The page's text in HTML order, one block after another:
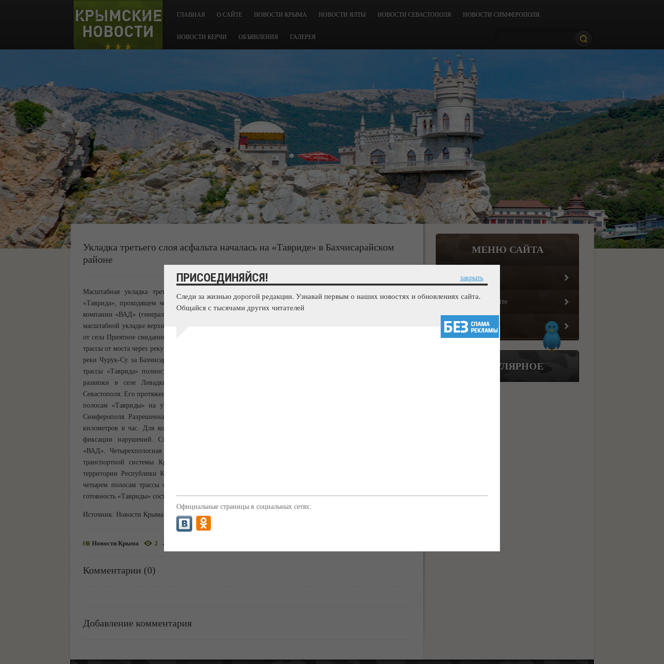
КРЫМСКИЕ
НОВОСТИ
ГЛАВНАЯ О САЙТЕ НОВОСТИ КРЫМА НОВОСТИ ЯЛТЫ НОВОСТИ СЕВАСТОПОЛЯ НОВОСТИ СИМФЕРОПОЛЯ
НОВОСТИ КЕРЧИ ОБЪЯВЛЕНИЯ ГАЛЕРЕЯ
Укладка третьего слоя асфальта началась на «Тавриде» в Бахчисарайском
районе
Масштабная укладка третьего, финишного, слоя асфальтобетона началась на шестом этапе трассы
«Таврида», проходящем через Бахчисарайский район. Об этом Крыминформу сообщил пресс-секретарь
компании «ВАД» (генеральный подрядчик строительства трассы) Григорий Назаров. «Мы приступили к
масштабной укладке верхнего слоя покрытия трассы «Таврида» в Бахчисарайском районе. Работы ведутся
от села Приятное свидание в сторону Севастополя. Асфальтоукладчики начали работу на правой стороне
трассы от моста через реку Альма. Техника пройдёт по основному ходу через все мосты и путепроводы до
реки Чурук-Су за Бахчисараем. Укладка будет вестись круглосуточно», - сообщил Назаров. Шестой этап
трассы «Таврида» полностью проходит через Бахчисарайский район Крыма. Этот этап начинается от
развязки в селе Левадки под Симферополем и заканчивается на границе Республики Крым и
Севастополя. Его протяженность составляет 28,9 км. 30 июня было открыто рабочее движение по четырем
полосам «Тавриды» на участке от Керчи до Белогорска, а 20 июля - на участке от Белогорска до
Симферополя. Разрешенная скорость движения транспорта была увеличена с 60 километров в час до 90
километров в час. Для контроля за соблюдением скоростного режима установлены мобильные камеры
фиксации нарушений. Строительство новой трассы «Таврида» ведет санкт-петербургская компания
«ВАД». Четырехполосная автодорога первой технической категории станет основой развития новой
транспортной системы Крыма. Длина первых семи этапов трассы составит 250,7 км (из них по
территории Республики Крым - 237,5 км, по территории Севастополя - 13,2 км). Движение по всем
четырем полосам трассы от Керчи до Севастополя будет открыто уже в сентябре. В настоящее время
готовность «Тавриды» составляет 92%, ввод объекта в эксплуатацию запланирован на декабрь 2020 года.
Источник: Новости Крыма
Новости Крыма 2
Комментарии (0)
Добавление комментария
МЕНЮ САЙТА
Главная страница
Информация о сайте
Обратная связь
ПОПУЛЯРНОЕ
ПРИСОЕДИНЯЙСЯ! закрыть
Следи за жизнью дорогой редакции. Узнавай первым о наших новостях и обновлениях сайта.
Общайся с тысячами других читателей
Официальные страницы в социальных сетях: